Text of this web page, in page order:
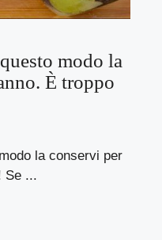
modo la
È troppo
la conservi per
Se ...